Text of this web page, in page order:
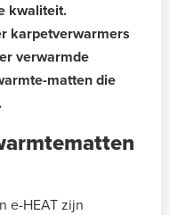
kwaliteit.
karpetverwarmers
verwarmde
matten die
e-HEAT zijn